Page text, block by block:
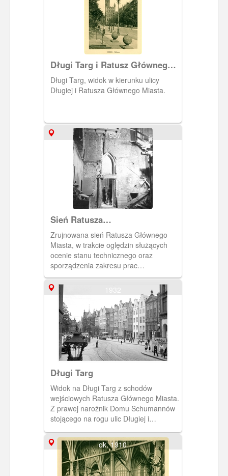
Długi Targ i Ratusz Głównego
Miasta.
Długi Targ, widok w kierunku ulicy
Długiej i Ratusza Głównego Miasta.
1957
Sień Ratusza
Głównomiejskiego
Zrujnowana sień Ratusza Głównego
Miasta, w trakcie oględzin służących
ocenie stanu technicznego oraz
sporządzenia zakresu prac
rekonstrukcyjnych.
Długi Targ
Widok na Długi Targ z schodów
wejściowych Ratusza Głównego Miasta.
Z prawej narożnik Domu Schumannów
stojącego na rogu ulic Długiej i
południowa pierzeja Długiego Targu
oprócz zasłoniętych kamienic z nr 1 i 2.
ok. 1910